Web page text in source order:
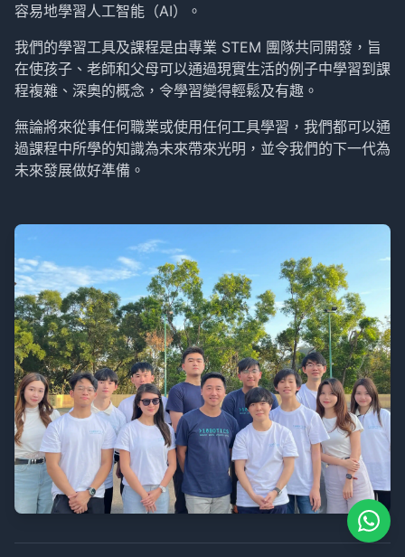
容易地學習人工智能（AI）。
我們的學習工具及課程是由專業 STEM 團隊共同開發，旨
在使孩子、老師和父母可以通過現實生活的例子中學習到課
程複雜、深奧的概念，令學習變得輕鬆及有趣。
無論將來從事任何職業或使用任何工具學習，我們都可以通
過課程中所學的知識為未來帶來光明，並令我們的下一代為
未來發展做好準備。